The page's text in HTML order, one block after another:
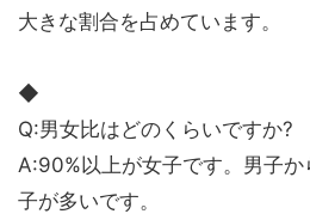
大きな割合を占めています。
◆
Q:男女比はどのくらいですか?
A:90%以上が女子です。男子
子が多いです。